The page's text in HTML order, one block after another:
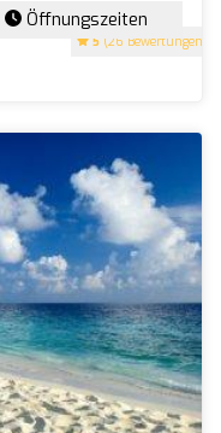
5 (26 Bewertungen)
Öffnungszeiten